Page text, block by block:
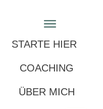
STARTE HIER
COACHING
ÜBER MICH